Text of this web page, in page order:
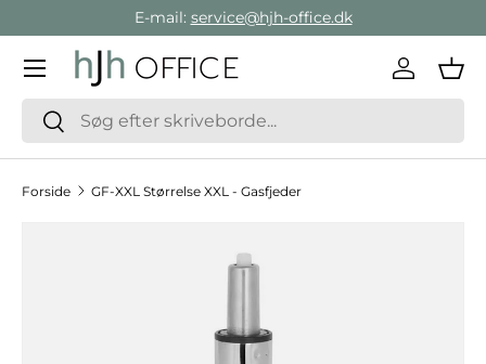
Gå direkte til indholdet
E-mail: service@hjh-office.dk
SøgSøg
Log ind
Menu
Forside GF-XXL Størrelse XXL - Gasfjeder
Hop til produktinformation